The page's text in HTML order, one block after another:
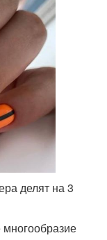
делят на 3